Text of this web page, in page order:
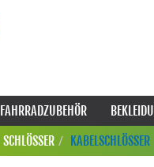
FAHRRADZUBEHÖR
SCHLÖSSER KABELSCHLÖSSER